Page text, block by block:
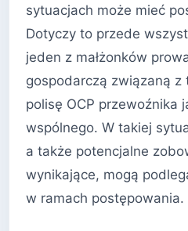
sytuacjach może mieć
Dotyczy to przede
jeden z małżonków
gospodarczą związaną
polisę OCP przewoźnika
wspólnego. W takiej
a także potencjalne
wynikające, mogą
w ramach postępowania.